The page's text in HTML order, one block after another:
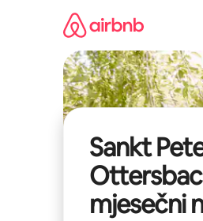
Sankt
mjesečni